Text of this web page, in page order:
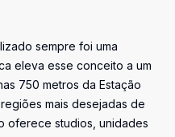
sempre foi uma
eleva esse conceito a um
750 metros da Estação
mais desejadas de
oferece studios, unidades